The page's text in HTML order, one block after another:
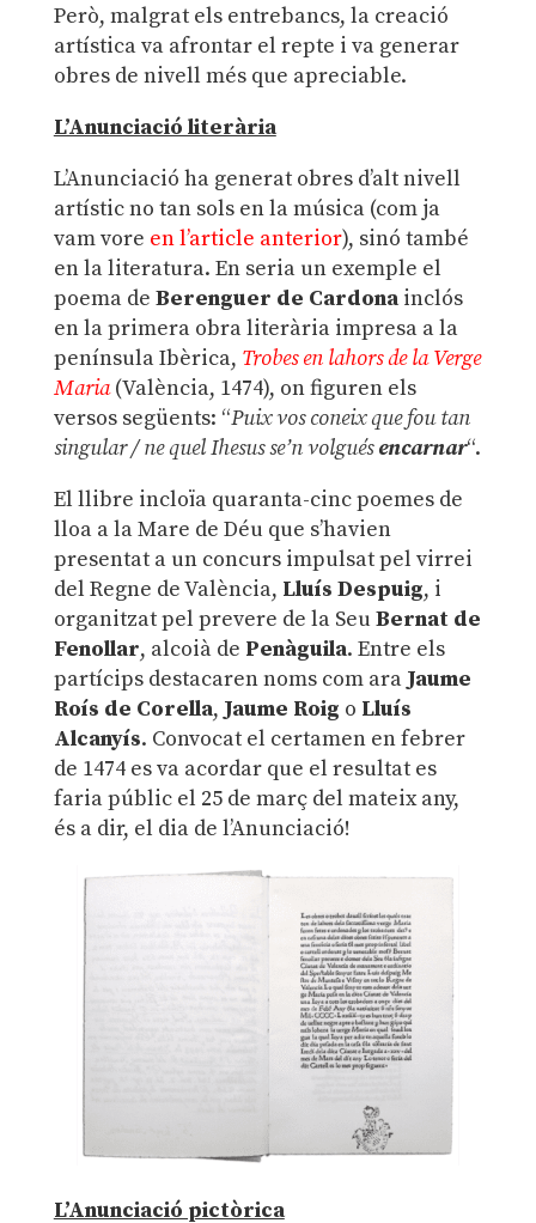
Però, malgrat els entrebancs, la creació
artística va afrontar el repte i va generar
obres de nivell més que apreciable.
L’Anunciació literària
L’Anunciació ha generat obres d’alt nivell
artístic no tan sols en la música (com ja
vam vore en l’article anterior), sinó també
en la literatura. En seria un exemple el
poema de Berenguer de Cardonainclós
en la primera obra literària impresa a la
península Ibèrica, Trobes en lahors de la Verge
Maria(València, 1474), on figuren els
versos següents: “Puix vos coneix que fou tan
singular / ne quel Ihesus se’n volguésencarnar“.
El llibre incloïa quaranta-cinc poemes de
lloa a la Mare de Déu que s’havien
presentat a un concurs impulsat pel virrei
del Regne de València, Lluís Despuig, i
organitzat pel prevere de la Seu Bernat de
Fenollar, alcoià de Penàguila. Entre els
partícips destacaren noms com ara Jaume
Roís de Corella, Jaume Roig o Lluís
Alcanyís. Convocat el certamen en febrer
de 1474 es va acordar que el resultat es
faria públic el 25 de març del mateix any,
és a dir, el dia de l’Anunciació!
L’Anunciació pictòrica